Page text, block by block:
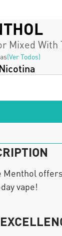
Mixed
(ver Todos)
Menthol
vape!